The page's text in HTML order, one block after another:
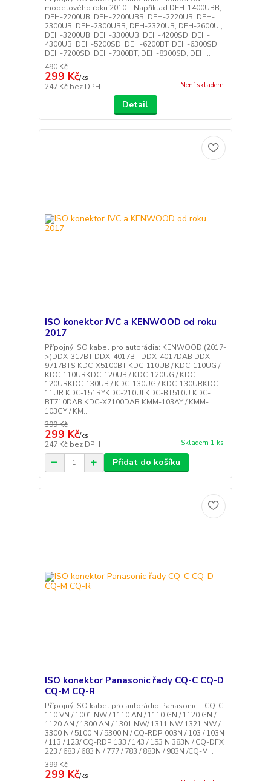
modelového roku 2010. Například DEH-1400UBB,
DEH-2200UB, DEH-2200UBB, DEH-2220UB, DEH-
2300UB, DEH-2300UBB, DEH-2320UB, DEH-2600UI,
DEH-3200UB, DEH-3300UB, DEH-4200SD, DEH-
4300UB, DEH-5200SD, DEH-6200BT, DEH-6300SD,
DEH-7200SD, DEH-7300BT, DEH-8300SD, DEH...
490 Kč
299 Kč/ks
247 Kč bez DPH Není skladem
Detail
ISO konektor JVC a KENWOOD od roku
2017
Přípojný ISO kabel pro autorádia: KENWOOD (2017-
>)DDX-317BT DDX-4017BT DDX-4017DAB DDX-
9717BTS KDC-X5100BT KDC-110UB / KDC-110UG /
KDC-110URKDC-120UB / KDC-120UG / KDC-
120URKDC-130UB / KDC-130UG / KDC-130URKDC-
11UR KDC-151RYKDC-210UI KDC-BT510U KDC-
BT710DAB KDC-X7100DAB KMM-103AY / KMM-
103GY / KM...
399 Kč
299 Kč/ks
247 Kč bez DPH Skladem 1 ks
Přidat do košíku
ISO konektor Panasonic řady CQ-C CQ-D
CQ-M CQ-R
Přípojný ISO kabel pro autorádio Panasonic: CQ-C
110 VN / 1001 NW / 1110 AN / 1110 GN / 1120 GN /
1120 AN / 1300 AN / 1301 NW/ 1311 NW 1321 NW /
3300 N / 5100 N / 5300 N / CQ-RDP 003N / 103 / 103N
/ 113 / 123/ CQ-RDP 133 / 143 / 153 N 383N / CQ-DFX
223 / 683 / 683 N / 777 / 783 / 883N / 983N /CQ-M...
399 Kč
299 Kč/ks